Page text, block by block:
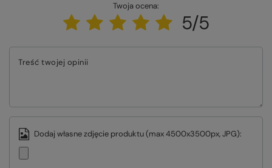
Twoja ocena:
5/5
Treść twojej opinii
Dodaj własne zdjęcie produktu (max 4500x3500px, JPG):